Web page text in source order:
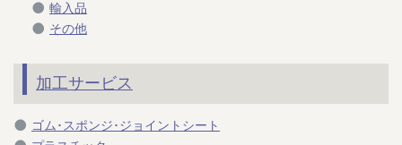
輸入品
その他
加工サービス
ゴム･スポンジ･ジョイントシート